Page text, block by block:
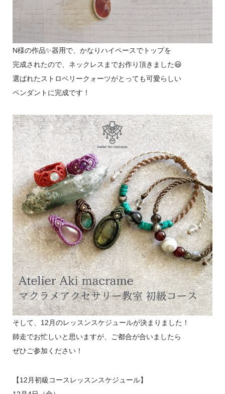
N様の作品✨器用で、かなりハイペースでトップを
完成されたので、ネックレスまでお作り頂きました😃
選ばれたストロベリークォーツがとっても可愛らしい
ペンダントに完成です！
そして、12月のレッスンスケジュールが決まりました！
師走でお忙しいと思いますが、ご都合が合いましたら
ぜひご参加ください！
【12月初級コースレッスンスケジュール】